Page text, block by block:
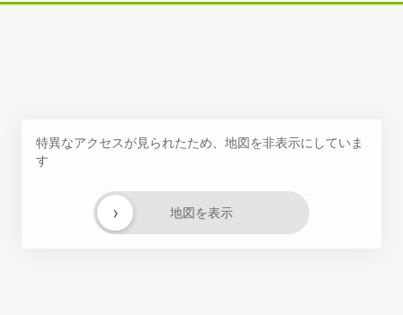
特異なアクセスが見られたため、地図を非表示にしていま
す
地図を表示
›